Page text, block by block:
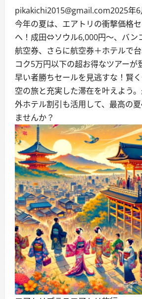
pikakichi2015@gmail.com2025年
今年の夏は、エアトリの衝撃価格
へ！成田⇔ソウル6,000円～、バン
航空券、さらに航空券＋ホテルで
コク5万円以下の超お得なツアーが
早い者勝ちセールを見逃すな！賢
空の旅と充実した滞在を叶えよう
外ホテル割引も活用して、最高の夏
ませんか？